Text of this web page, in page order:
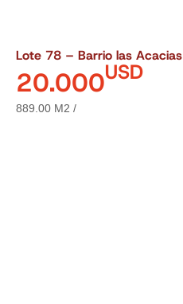
Lote 78 – Barrio las Acacias
20.000USD
889.00 M2 /